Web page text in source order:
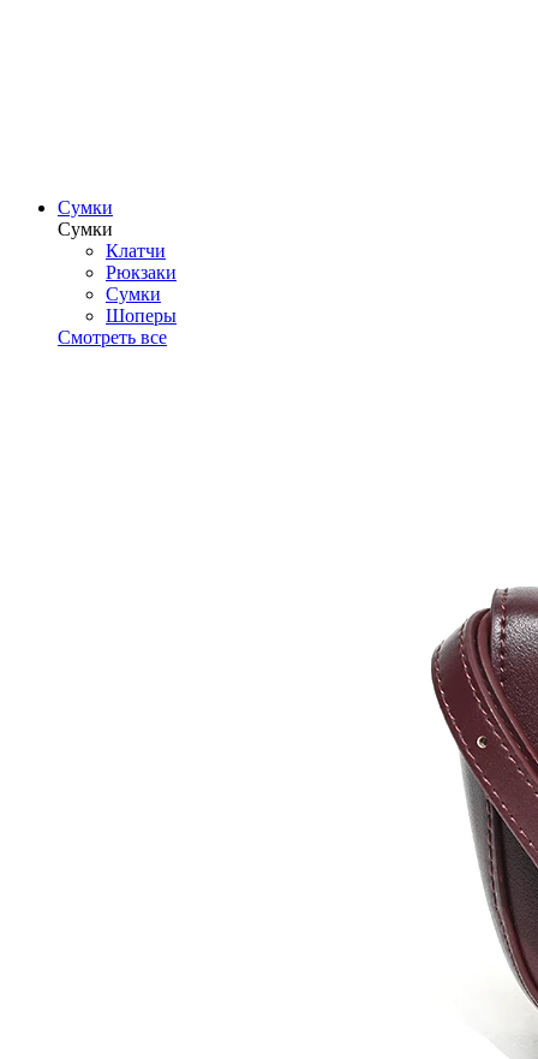
Сумки
Сумки
Клатчи
Рюкзаки
Сумки
Шоперы
Смотреть все